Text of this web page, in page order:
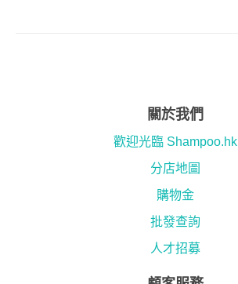
關於我們
歡迎光臨 Shampoo.hk
分店地圖
購物金
批發查詢
人才招募